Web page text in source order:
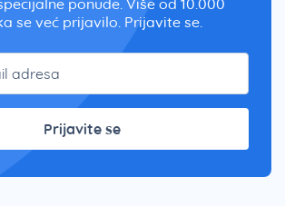
se već prijavilo. Prijavite se.
Prijavite se